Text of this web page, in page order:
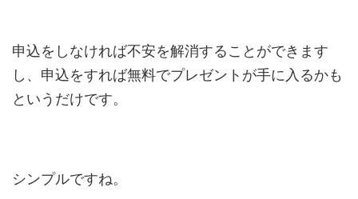
申込をしなければ不安を解消することができます
し、申込をすれば無料でプレゼントが手に入るかも
というだけです。
シンプルですね。